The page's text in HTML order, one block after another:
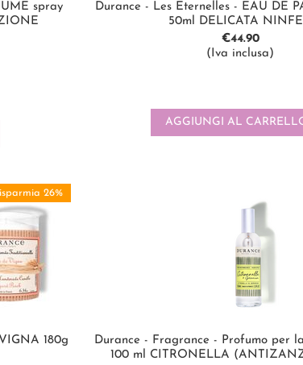
spray
Durance - Les Eternelles - EAU DE
50ml DELICATA
€44.90
(Iva inclusa)
AGGIUNGI AL
26%
180g
Durance - Fragrance - Profumo per
100 ml CITRONELLA